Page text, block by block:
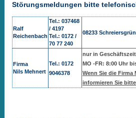
Störungsmeldungen bitte
Ralf
Reichenbach
Tel.: 037468
/ 4197
Tel.: 0172 /
70 77 240
08233
Firma
Nils Mehnert
Tel.: 0172
9046378
nur in
MO -FR: 8:00 Uhr
Wenn Sie die
informieren Sie